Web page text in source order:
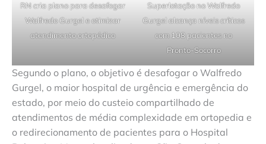
RN cria plano para desafogar
Walfredo Gurgel e otimizar
atendimento ortopédico
Superlotação no Walfredo
Gurgel alcança níveis críticos
com 108 pacientes no
Pronto-Socorro
Segundo o plano, o objetivo é desafogar o Walfredo
Gurgel, o maior hospital de urgência e emergência do
estado, por meio do custeio compartilhado de
atendimentos de média complexidade em ortopedia e
o redirecionamento de pacientes para o Hospital